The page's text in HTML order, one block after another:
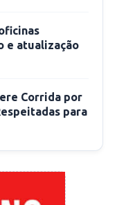
e atualização
Corrida por
para